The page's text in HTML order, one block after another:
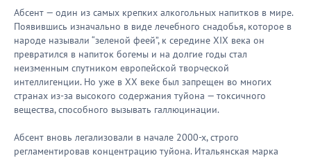
Абсент — один из самых крепких алкогольных напитков в мире.
Появившись изначально в виде лечебного снадобья, которое в
народе называли “зеленой феей”, к середине XIX века он
превратился в напиток богемы и на долгие годы стал
неизменным спутником европейской творческой
интеллигенции. Но уже в ХХ веке был запрещен во многих
странах из-за высокого содержания туйона — токсичного
вещества, способного вызывать галлюцинации.
Абсент вновь легализовали в начале 2000-х, строго
регламентировав концентрацию туйона. Итальянская марка